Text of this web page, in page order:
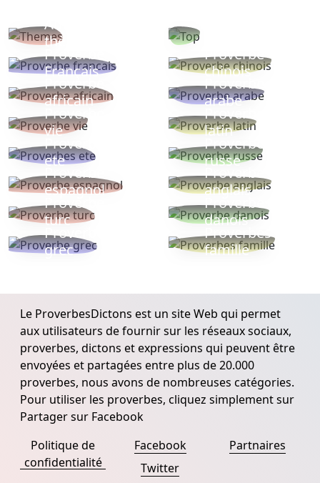
Autres
thèmes
Proverbe
Français
Proverbe
chinois
Proverbe
africain
Proverbe
arabe
Proverbe
vie
Proverbe
latin
Proverbes
ete
Proverbe
russe
Proverbe
espagnol
Proverbe
anglais
Proverbe
turc
Proverbe
danois
Proverbe
grec
Proverbes
famille
Le ProverbesDictons est un site Web qui permet
aux utilisateurs de fournir sur les réseaux sociaux,
proverbes, dictons et expressions qui peuvent être
envoyées et partagées entre plus de 20.000
proverbes, nous avons de nombreuses catégories.
Pour utiliser les proverbes, cliquez simplement sur
Partager sur Facebook
Politique de
confidentialité
Facebook
Twitter
Partnaires